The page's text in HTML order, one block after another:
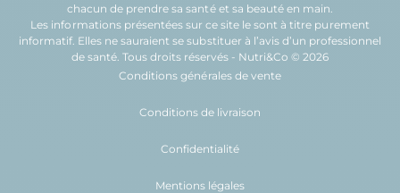
chacun de prendre sasantéet sa beautéen main.
Les informations présentées sur ce site le sont à titre purement
informatif. Elles ne sauraient se substituer à l’avis d’un professionnel
de santé. Tous droits réservés - Nutri&Co © 2026
Conditions générales de vente
Conditions de livraison
Confidentialité
Mentions légales